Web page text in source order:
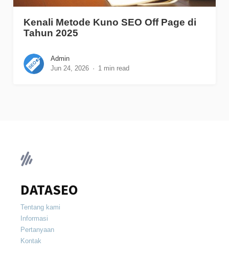
Kenali Metode Kuno SEO Off Page di
Tahun 2025
Admin
Jun 24, 2026
1 min read
DATASEO
Tentang kami
Informasi
Pertanyaan
Kontak